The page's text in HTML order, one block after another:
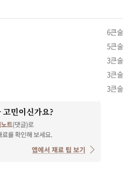
6큰술
5큰술
3큰술
3큰술
3큰술